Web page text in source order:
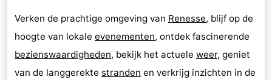
Verken de prachtige omgeving van Renesse, blijf op de
hoogte van lokale evenementen, ontdek fascinerende
bezienswaardigheden, bekijk het actuele weer, geniet
van de langgerekte stranden en verkrijg inzichten in de